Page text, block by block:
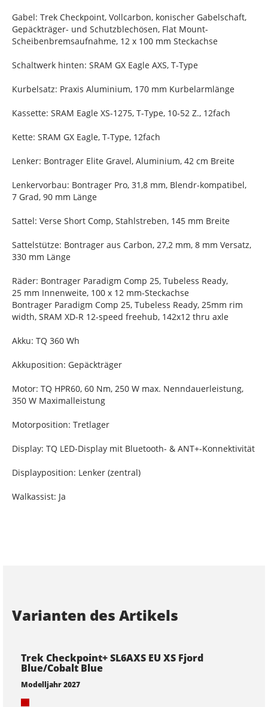
Gabel: Trek Checkpoint, Vollcarbon, konischer Gabelschaft,
Gepäckträger- und Schutzblechösen, Flat Mount-
Scheibenbremsaufnahme, 12 x 100 mm Steckachse
Schaltwerk hinten: SRAM GX Eagle AXS, T-Type
Kurbelsatz: Praxis Aluminium, 170 mm Kurbelarmlänge
Kassette: SRAM Eagle XS-1275, T-Type, 10-52 Z., 12fach
Kette: SRAM GX Eagle, T-Type, 12fach
Lenker: Bontrager Elite Gravel, Aluminium, 42 cm Breite
Lenkervorbau: Bontrager Pro, 31,8 mm, Blendr-kompatibel,
7 Grad, 90 mm Länge
Sattel: Verse Short Comp, Stahlstreben, 145 mm Breite
Sattelstütze: Bontrager aus Carbon, 27,2 mm, 8 mm Versatz,
330 mm Länge
Räder: Bontrager Paradigm Comp 25, Tubeless Ready,
25 mm Innenweite, 100 x 12 mm-Steckachse
Bontrager Paradigm Comp 25, Tubeless Ready, 25mm rim
width, SRAM XD-R 12-speed freehub, 142x12 thru axle
Akku: TQ 360 Wh
Akkuposition: Gepäckträger
Motor: TQ HPR60, 60 Nm, 250 W max. Nenndauerleistung,
350 W Maximalleistung
Motorposition: Tretlager
Display: TQ LED-Display mit Bluetooth- & ANT+-Konnektivität
Displayposition: Lenker (zentral)
Walkassist: Ja
Varianten des Artikels
Trek Checkpoint+ SL6AXS EU XS Fjord
Blue/Cobalt Blue
Modelljahr 2027